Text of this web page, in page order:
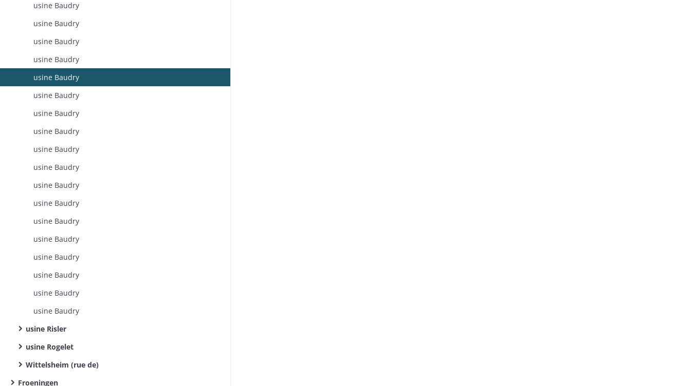
usine Baudry
usine Baudry
usine Baudry
usine Baudry
usine Baudry
usine Baudry
usine Baudry
usine Baudry
usine Baudry
usine Baudry
usine Baudry
usine Baudry
usine Baudry
usine Baudry
usine Baudry
usine Baudry
usine Baudry
usine Baudry
usine Risler
usine Rogelet
Wittelsheim (rue de)
Froeningen